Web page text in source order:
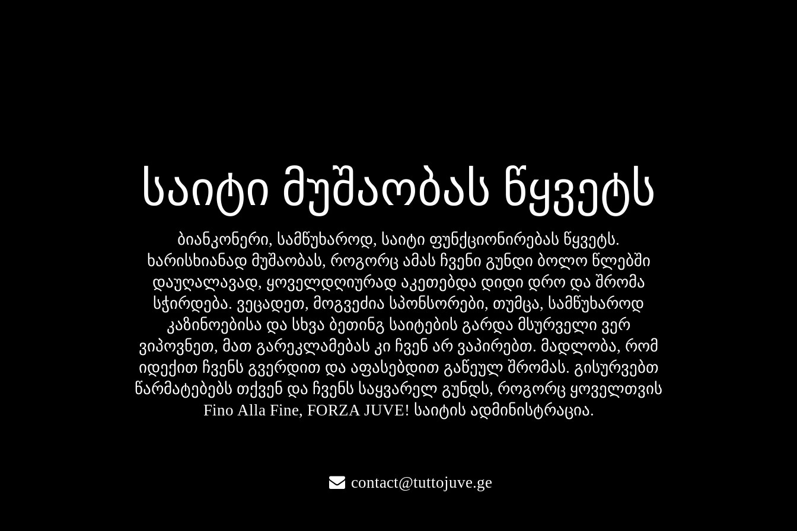
საიტი მუშაობას წყვეტს
ბიანკონერი, სამწუხაროდ, საიტი ფუნქციონირებას წყვეტს.
ხარისხიანად მუშაობას, როგორც ამას ჩვენი გუნდი ბოლო წლებში
დაუღალავად, ყოველდღიურად აკეთებდა დიდი დრო და შრომა
სჭირდება. ვეცადეთ, მოგვეძია სპონსორები, თუმცა, სამწუხაროდ
კაზინოებისა და სხვა ბეთინგ საიტების გარდა მსურველი ვერ
ვიპოვნეთ, მათ გარეკლამებას კი ჩვენ არ ვაპირებთ. მადლობა, რომ
იდექით ჩვენს გვერდით და აფასებდით გაწეულ შრომას. გისურვებთ
წარმატებებს თქვენ და ჩვენს საყვარელ გუნდს, როგორც ყოველთვის
Fino Alla Fine, FORZA JUVE! საიტის ადმინისტრაცია.
contact@tuttojuve.ge